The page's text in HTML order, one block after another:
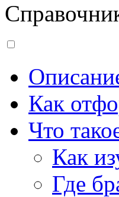
Как
Что
Как
Где